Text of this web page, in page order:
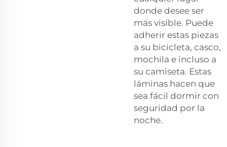
donde desee ser
más visible. Puede
adherir estas piezas
a su bicicleta, casco,
mochila e incluso a
su camiseta. Estas
láminas hacen que
sea fácil dormir con
seguridad por la
noche.